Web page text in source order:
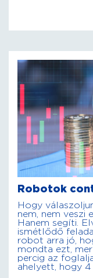
Robotok
Hogy
nem, nem veszi
Hanem segíti.
ismétlődő
robot arra jó,
mondta ezt,
percig az
ahelyett, hogy 4